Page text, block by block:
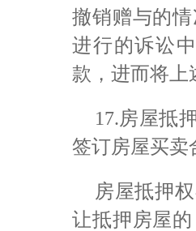
撤销赠与的
进行的诉讼
款，进而将上
17.房屋抵
签订房屋买卖
房屋抵押
让抵押房屋